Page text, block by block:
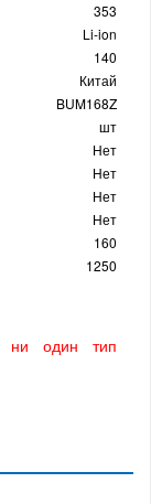
353
Li-ion
140
Китай
BUM168Z
шт
Нет
Нет
Нет
Нет
160
1250
ни один тип